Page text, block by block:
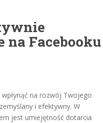
Facebooku
na rozwój Twojego
i efektywny. W
jest umiejętność dotarcia